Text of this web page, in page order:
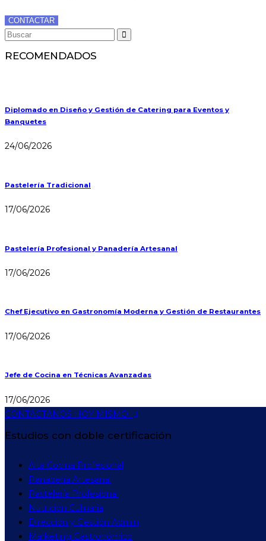
CONTACTAR
RECOMENDADOS
Diplomado en Diseño y Gestión de Catering para Eventos y
Banquetes
24/06/2026
Pastelería Tradicional
17/06/2026
Pastelería Profesional y Panadería Artesanal
17/06/2026
Chef Ejecutivo en Gastronomía Moderna y Gestión de Restaurantes
17/06/2026
Jefe de Cocina en Técnicas Avanzadas
17/06/2026
CONTÁCTANOS HOY MISMO
Estudios con doble certificación
Alta Cocina Profesional
Panadería Artesanal
Pastelería Profesional
Nutrición Culinaria
Dirección y Gestión Admin
Marketing Gastronómico